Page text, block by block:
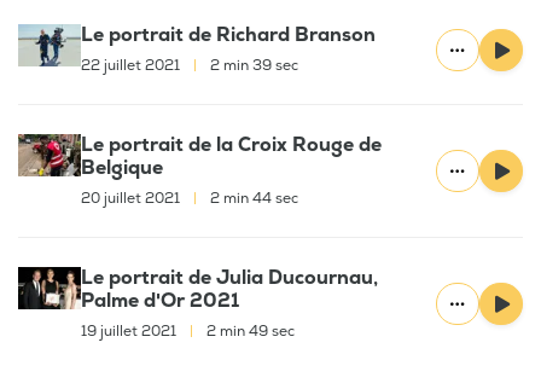
Le portrait de Richard Branson
22 juillet 2021 2 min 39 sec
Le portrait de la Croix Rouge de
Belgique
20 juillet 2021 2 min 44 sec
Le portrait de Julia Ducournau,
Palme d'Or 2021
19 juillet 2021 2 min 49 sec